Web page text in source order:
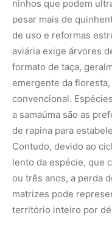
ninhos que podem
pesar mais de
de uso e reformas
aviária exige árvores
formato de taça,
emergente da
convencional.
a samaúma são as
de rapina para
Contudo, devido ao
lento da espécie, que
ou três anos, a perda
matrizes pode
território inteiro por